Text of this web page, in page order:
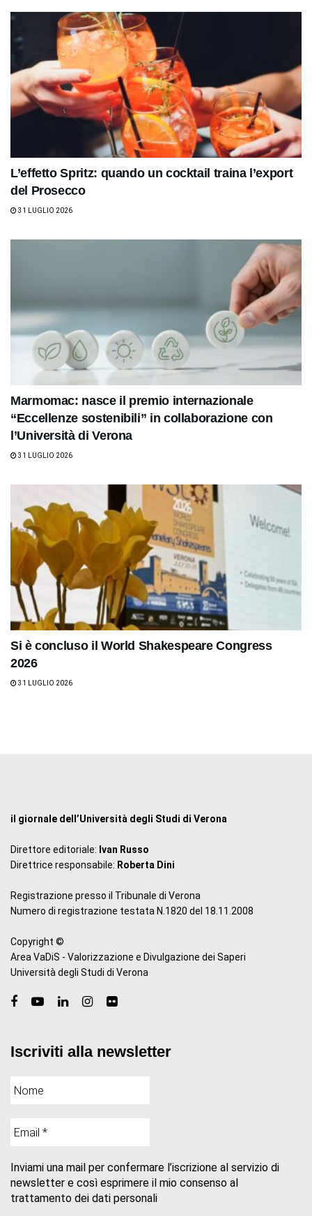
L’effetto Spritz: quando un cocktail traina l’export
del Prosecco
31 LUGLIO 2026
Marmomac: nasce il premio internazionale
“Eccellenze sostenibili” in collaborazione con
l’Università di Verona
31 LUGLIO 2026
Si è concluso il World Shakespeare Congress
2026
31 LUGLIO 2026
il giornale dell’Università degli Studi di Verona
Direttore editoriale: Ivan Russo
Direttrice responsabile: Roberta Dini
Registrazione presso il Tribunale di Verona
Numero di registrazione testata N.1820 del 18.11.2008
Copyright ©
Area VaDiS - Valorizzazione e Divulgazione dei Saperi
Università degli Studi di Verona
Iscriviti alla newsletter
Inviami una mail per confermare l’iscrizione al servizio di
newsletter e così esprimere il mio consenso al
trattamento dei dati personali